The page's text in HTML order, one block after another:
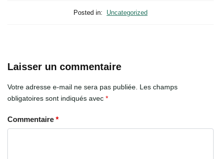
Posted in: Uncategorized
Laisser un commentaire
Votre adresse e-mail ne sera pas publiée. Les champs
obligatoires sont indiqués avec *
Commentaire *